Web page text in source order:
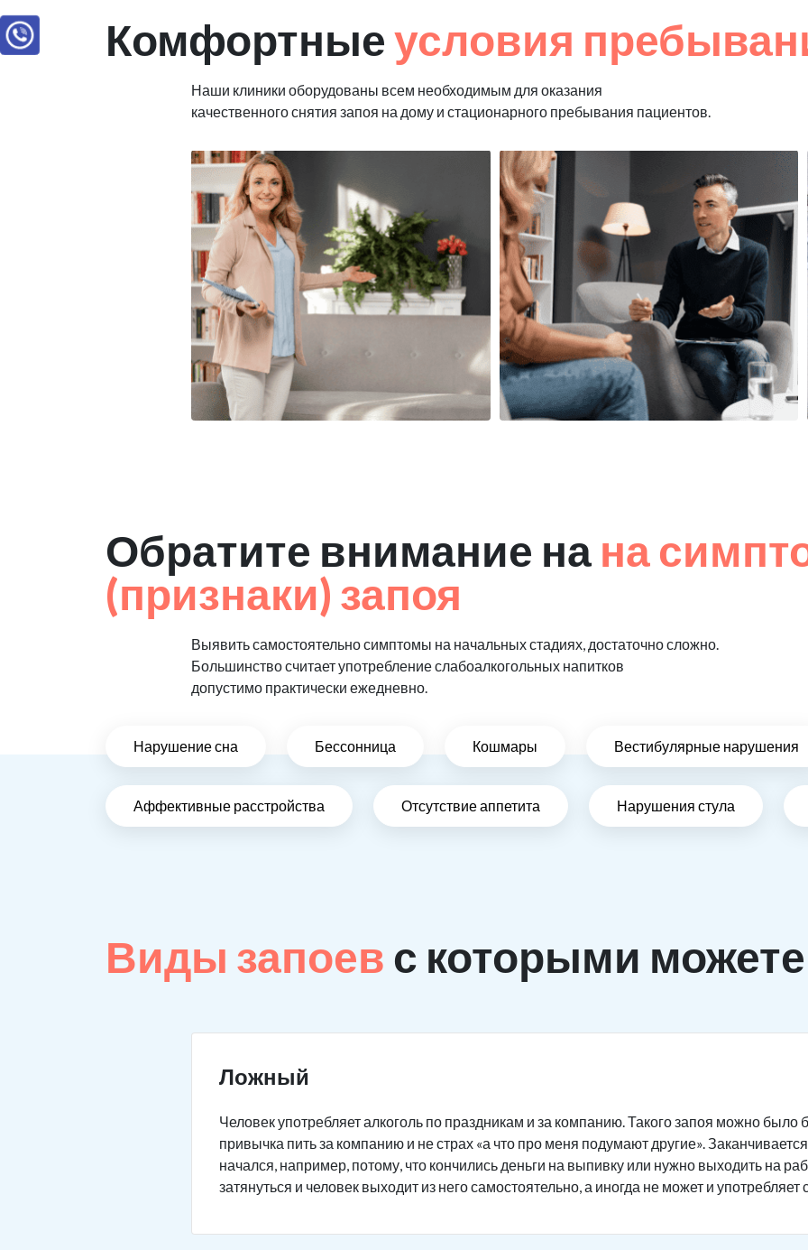
Комфортныеусловия
Наши клиники оборудованы всем необходимым для оказания
качественного снятия запоя на дому и стационарного пребывания пациентов.
Обратите внимание на на
(признаки) запоя
Выявить самостоятельно симптомы на начальных стадиях, достаточно сложно.
Большинство считает употребление слабоалкогольных напитков
допустимо практически ежедневно.
Нарушение сна Бессонница Кошмары Вестибулярные нарушения
Аффективные расстройства Отсутствие аппетита Нарушения стула
Виды запоев с которыми
Ложный
Человек употребляет алкоголь по праздникам и за компанию. Такого запоя можно
привычка пить за компанию и не страх «а что про меня подумают другие».
начался, например, потому, что кончились деньги на выпивку или нужно выходить на
затянуться и человек выходит из него самостоятельно, а иногда не может и